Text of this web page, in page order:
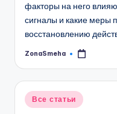
факторы на него
сигналы и какие меры
восстановлению
Запись
ZonaSmeha
Опубликовано
Все статьи